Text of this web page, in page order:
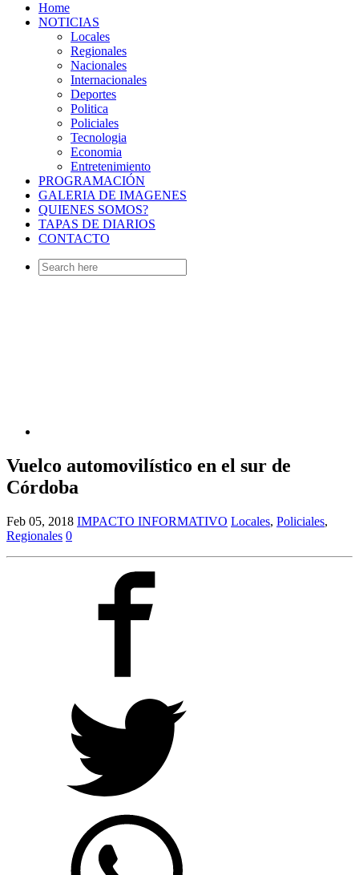
Home
NOTICIAS
Locales
Regionales
Nacionales
Internacionales
Deportes
Politica
Policiales
Tecnologia
Economia
Entretenimiento
PROGRAMACIÓN
GALERIA DE IMAGENES
QUIENES SOMOS?
TAPAS DE DIARIOS
CONTACTO
Search
for:
Vuelco automovilístico en el sur de
Córdoba
Feb 05, 2018 IMPACTO INFORMATIVO Locales, Policiales,
Regionales 0